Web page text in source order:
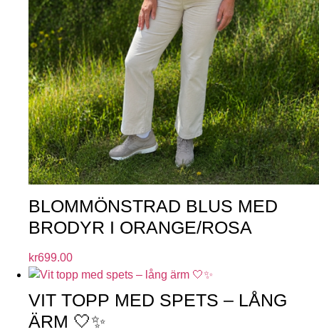
BLOMMÖNSTRAD BLUS MED
BRODYR I ORANGE/ROSA
kr699.00
VIT TOPP MED SPETS – LÅNG
ÄRM 🤍✨